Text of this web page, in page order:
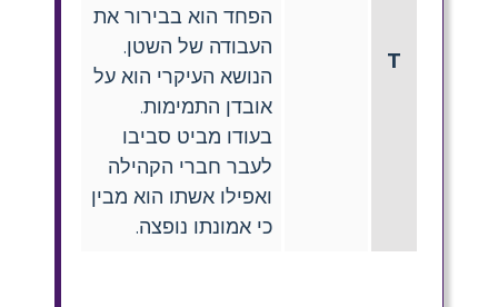
T
הפחד הוא בבירור את
העבודה של השטן.
הנושא העיקרי הוא על
אובדן התמימות.
בעודו מביט סביבו
לעבר חברי הקהילה
ואפילו אשתו הוא מבין
כי אמונתו נופצה.